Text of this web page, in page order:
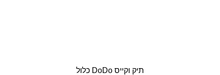
תיק וקייס DoDo כלול